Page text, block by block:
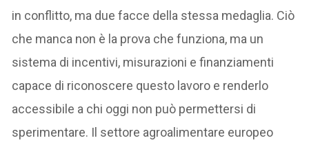
in conflitto, ma due facce della stessa medaglia. Ciò
che manca non è la prova che funziona, ma un
sistema di incentivi, misurazioni e finanziamenti
capace di riconoscere questo lavoro e renderlo
accessibile a chi oggi non può permettersi di
sperimentare. Il settore agroalimentare europeo